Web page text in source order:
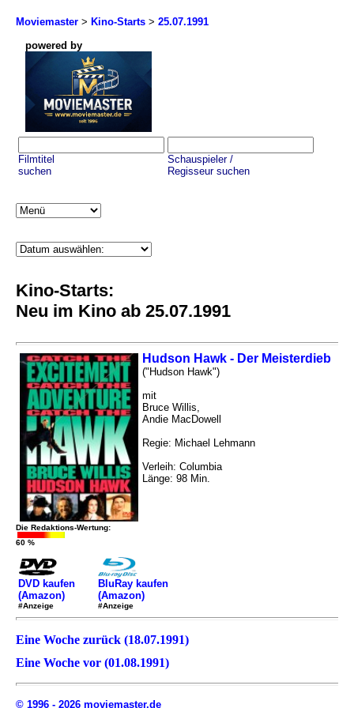
Moviemaster > Kino-Starts > 25.07.1991
powered by
Filmtitel
suchen
Schauspieler /
Regisseur suchen
Kino-Starts:
Neu im Kino ab 25.07.1991
Hudson Hawk - Der Meisterdieb
("Hudson Hawk")
mit
Bruce Willis,
Andie MacDowell
Regie: Michael Lehmann
Verleih: Columbia
Länge: 98 Min.
Die Redaktions-Wertung:
60 %
DVD kaufen
(Amazon)
#Anzeige
BluRay kaufen
(Amazon)
#Anzeige
Eine Woche zurück (18.07.1991)
Eine Woche vor (01.08.1991)
© 1996 - 2026 moviemaster.de